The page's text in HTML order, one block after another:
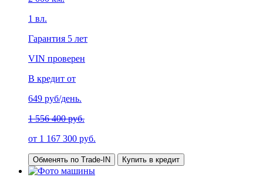
1 вл.
Гарантия 5 лет
VIN проверен
В кредит от
649 руб/день.
1 556 400 руб.
от 1 167 300 руб.
Обменять по Trade-IN Купить в кредит